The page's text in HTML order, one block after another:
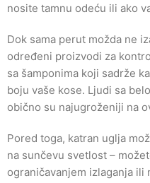
nosite tamnu odeću ili ako
Dok sama perut možda ne
određeni proizvodi za
sa šamponima koji sadrže
boju vaše kose. Ljudi sa
obično su najugroženiji na
Pored toga, katran uglja
na sunčevu svetlost –
ograničavanjem izlaganja